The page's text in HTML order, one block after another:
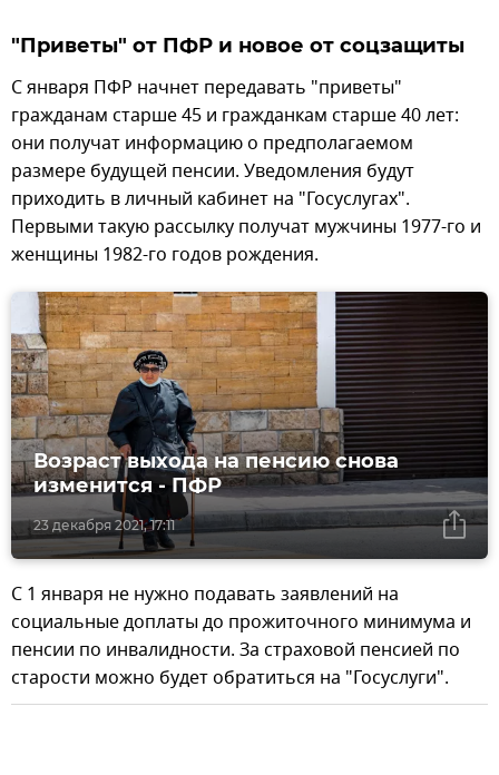
"Приветы" от ПФР и новое от соцзащиты
С января ПФР начнет передавать "приветы"
гражданам старше 45 и гражданкам старше 40 лет:
они получат информацию о предполагаемом
размере будущей пенсии. Уведомления будут
приходить в личный кабинет на "Госуслугах".
Первыми такую рассылку получат мужчины 1977-го и
женщины 1982-го годов рождения.
23 декабря 2021, 17:11
Возраст выхода на пенсию снова
изменится - ПФР
С 1 января не нужно подавать заявлений на
социальные доплаты до прожиточного минимума и
пенсии по инвалидности. За страховой пенсией по
старости можно будет обратиться на "Госуслуги".